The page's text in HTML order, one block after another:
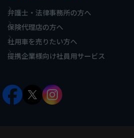
弁護士・法律事務所の方へ
保険代理店の方へ
社用車を売りたい方へ
提携企業様向け社員用サービス